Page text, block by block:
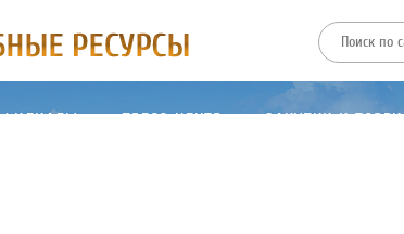
ФИЛИАЛЫ ПРЕСС-ЦЕНТР ЗАКУПКИ И ТОРГИ